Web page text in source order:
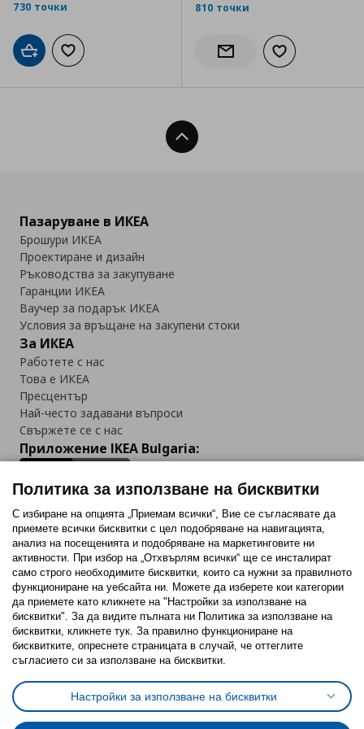
730 точки
Добави в кошницата
Добави към списъка с любими
810 точки
Информирай ме за
Добави към
Нагоре
Пазаруване в ИКЕА
Брошури ИКЕА
Проектиране и дизайн
Ръководства за закупуване
Гаранции ИКЕА
Ваучер за подарък ИКЕА
Условия за връщане на закупени стоки
За ИКЕА
Работете с нас
Това е ИКЕА
Пресцентър
Най-често задавани въпроси
Свържете се с нас
Приложение IKEA Bulgaria:
Последвайте ни:
FacebookTwitterYoutubePinterestInstagram
Политика за използване на бисквитки (Cookies)
Избор на настройки за използване на бисквитки
Условия за ползване на ikea.bgОбща политика за личните данни
Политика за защита на личните данни на ikea.bg
Политика за използване на бисквитки
С избиране на опцията „Приемам всички“, Вие се съгласявате да
приемете всички бисквитки с цел подобряване на навигацията,
анализ на посещенията и подобряване на маркетинговите ни
активности. При избор на „Отхвърлям всички“ ще се инсталират
само строго необходимитe бисквитки, които са нужни за правилното
функциониране на уебсайта ни. Можете да изберете кои категории
да приемете като кликнете на "Настройки за използване на
бисквитки". За да видите пълната ни Политика за използване на
бисквитки, кликнете тук. За правилно функциониране на
бисквитките, опреснете страницата в случай, че оттеглите
съгласието си за използване на бисквитки.
Настройки за използване на бисквитки